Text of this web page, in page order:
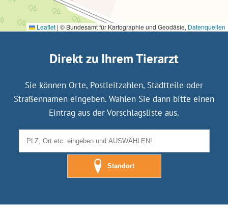
Leaflet | © Bundesamt für Kartographie und Geodäsie, Datenquellen
Direkt zu Ihrem Tierarzt
Sie können Orte, Postleitzahlen, Stadtteile oder
Straßennamen eingeben. Wählen Sie dann bitte einen
Eintrag aus der Vorschlagsliste aus.
Standort